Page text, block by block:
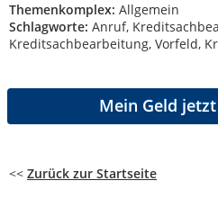
Themenkomplex: Allgemein
Schlagworte: Anruf,
Kreditsachbearbeitung, Vorfeld,
Mein Geld
<< Zurück zur Startseite